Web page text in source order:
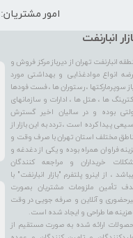
انبارنفت
انبارنفت تهران از دیرباز مرکز فروش و
انواع موادغذایی و بهداشتی مورد
سوپرمارکتها ، رستوران ها ، فست فودها
ها ، هتل ها ، ادارات و سازمانهای
بوده و در سالیان اخیر گسترش
پیدا کرده است ، تردد به این بازار از
مختلف استان تهران با صرف وقت و
فراوان همراه بوده و یکی از دغدغه و
خریداران و مراجعه کنندگان
، از اینرو پلتفرم "بازار انبارنفت" با
تأمین ملزومات مشتریان بصورت
و آنلاین و صرفه جویی در وقت
ها طراحی و ایجاد شده است.
ارائه شده به صورت مستقیم از
امور مشتریان: